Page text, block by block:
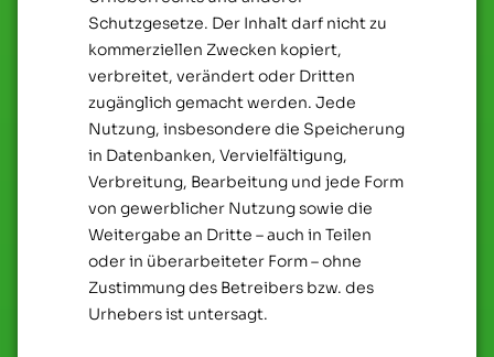
Schutzgesetze. Der Inhalt darf nicht zu
kommerziellen Zwecken kopiert,
verbreitet, verändert oder Dritten
zugänglich gemacht werden. Jede
Nutzung, insbesondere die Speicherung
in Datenbanken, Vervielfältigung,
Verbreitung, Bearbeitung und jede Form
von gewerblicher Nutzung sowie die
Weitergabe an Dritte – auch in Teilen
oder in überarbeiteter Form – ohne
Zustimmung des Betreibers bzw. des
Urhebers ist untersagt.